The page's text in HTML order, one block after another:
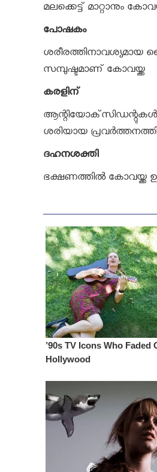
മലക്കെട്ട് മാറ്റാനും
പോഷകം
ശരീരത്തിനാവശ്യമായ
സമ്പുഷ്ടമാണ് കോവയ്ക്ക
കരളിന്
ആന്റിയോക്‌സിഡന്റുകള്‍,
ശരിയായ
ദഹനശക്തി
ഭക്ഷണത്തില്‍ കോവയ്ക്ക